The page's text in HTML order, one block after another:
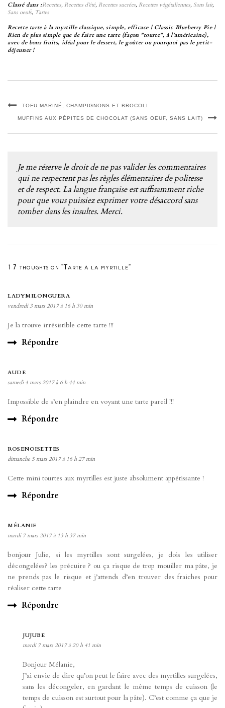
Classé dans :Recettes, Recettes d'été, Recettes sucrées, Recettes végétaliennes, Sans lait,
Sans oeufs, Tartes
Recette tarte à la myrtille classique, simple, efficace | Classic Blueberry Pie |
Rien de plus simple que de faire une tarte (façon "tourte", à l'américaine),
avec de bons fruits, idéal pour le dessert, le goûter ou pourquoi pas le petit-
déjeuner !
TOFU MARINÉ, CHAMPIGNONS ET BROCOLI
MUFFINS AUX PÉPITES DE CHOCOLAT (SANS OEUF, SANS LAIT)
Je me réserve le droit de ne pas valider les commentaires
qui ne respectent pas les règles élémentaires de politesse
et de respect. La langue française est suffisamment riche
pour que vous puissiez exprimer votre désaccord sans
tomber dans les insultes. Merci.
17 thoughts on “Tarte à la myrtille”
LADYMILONGUERA
vendredi 3 mars 2017 à 16 h 30 min
Je la trouve irrésistible cette tarte !!!
Répondre
AUDE
samedi 4 mars 2017 à 6 h 44 min
Impossible de s’en plaindre en voyant une tarte pareil !!!
Répondre
ROSENOISETTES
dimanche 5 mars 2017 à 16 h 27 min
Cette mini tourtes aux myrtilles est juste absolument appétissante !
Répondre
MÉLANIE
mardi 7 mars 2017 à 13 h 37 min
bonjour Julie, si les myrtilles sont surgelées, je dois les utiliser
décongelées? les précuire ? ou ça risque de trop mouiller ma pâte, je
ne prends pas le risque et j’attends d’en trouver des fraiches pour
réaliser cette tarte
Répondre
JUJUBE
mardi 7 mars 2017 à 20 h 41 min
Bonjour Mélanie,
J’ai envie de dire qu’on peut le faire avec des myrtilles surgelées,
sans les décongeler, en gardant le même temps de cuisson (le
temps de cuisson est surtout pour la pâte). C’est comme ça que je